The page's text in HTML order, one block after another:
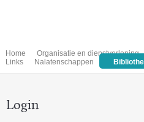
Home Organisatie en dienstverlening
Links
Nalatenschappen
Login